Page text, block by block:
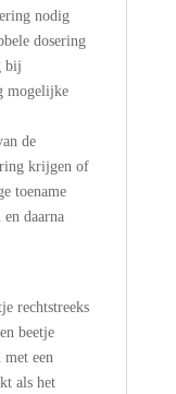
nodig
dosering
bij
mogelijke
de
krijgen of
toename
daarna
rechtstreeks
beetje
een
als het